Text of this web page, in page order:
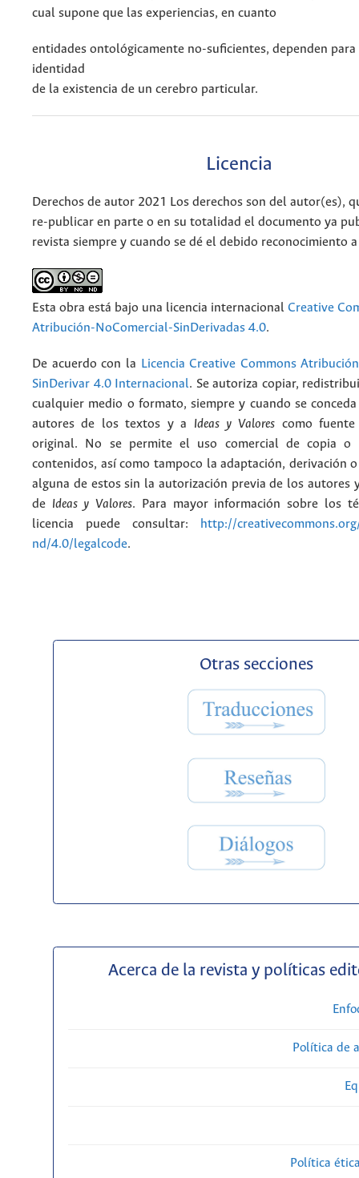
cual supone que las experiencias, en cuanto
entidades ontológicamente no-suficientes, dependen para
identidad
de la existencia de un cerebro particular.
Licencia
Derechos de autor 2021 Los derechos son del autor(es),
re-publicar en parte o en su totalidad el documento ya
revista siempre y cuando se dé el debido reconocimiento
Esta obra está bajo una licencia internacional Creative
Atribución-NoComercial-SinDerivadas 4.0.
De acuerdo con la Licencia Creative Commons
SinDerivar 4.0 Internacional. Se autoriza copiar,
cualquier medio o formato, siempre y cuando se
autores de los textos y a Ideas y Valores como
original. No se permite el uso comercial de copia o
contenidos, así como tampoco la adaptación, derivación
alguna de estos sin la autorización previa de los autores
de Ideas y Valores. Para mayor información sobre los
licencia puede consultar:
http://
nd/4.0/legalcode.
Otras secciones
Acerca de la revista y políticas
Política de
Política